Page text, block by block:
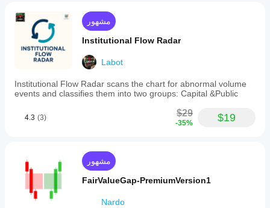
مشهور
Institutional Flow Radar
Labot
Institutional Flow Radar scans the chart for abnormal volume
events and classifies them into two groups: Capital &Public
4.3 (3) $29
-35% $19
مشهور
FairValueGap-PremiumVersion1
Nardo